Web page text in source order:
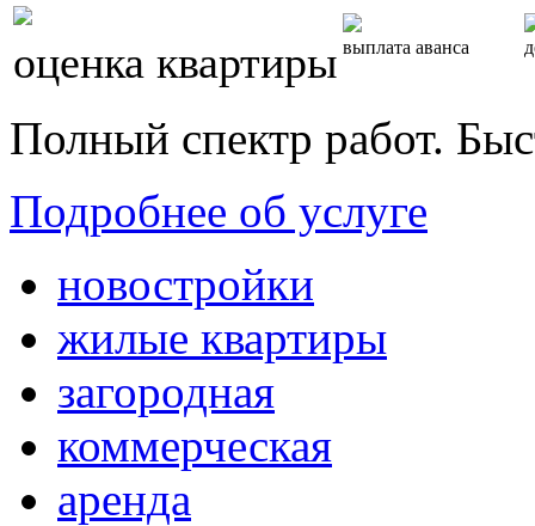
оценка квартиры выплата аванса
Полный спектр работ.
Подробнее об услуге
новостройки
жилые квартиры
загородная
коммерческая
аренда